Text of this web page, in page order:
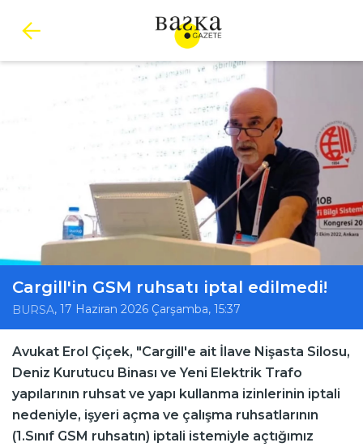
Cargill'in GSM ruhsatı iptal edilmedi!
BURSA, 17 Haziran 2026 Çarşamba, 15:37
Avukat Erol Çiçek, "Cargill'e ait İlave Nişasta Silosu,
Deniz Kurutucu Binası ve Yeni Elektrik Trafo
yapılarının ruhsat ve yapı kullanma izinlerinin iptali
nedeniyle, işyeri açma ve çalışma ruhsatlarının
(1.Sınıf GSM ruhsatın) iptali istemiyle açtığımız